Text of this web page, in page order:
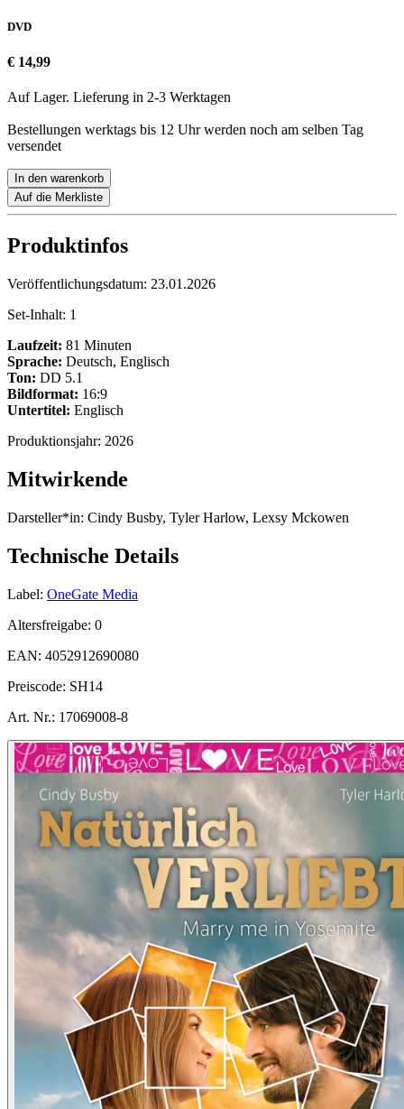
DVD
€ 14,99
Auf Lager. Lieferung in 2-3 Werktagen
Bestellungen werktags bis 12 Uhr werden noch am selben Tag
versendet
In den warenkorb
Auf die Merkliste
Produktinfos
Veröffentlichungsdatum: 23.01.2026
Set-Inhalt: 1
Laufzeit: 81 Minuten
Sprache: Deutsch, Englisch
Ton: DD 5.1
Bildformat: 16:9
Untertitel: Englisch
Produktionsjahr: 2026
Mitwirkende
Darsteller*in: Cindy Busby, Tyler Harlow, Lexsy Mckowen
Technische Details
Label: OneGate Media
Altersfreigabe: 0
EAN: 4052912690080
Preiscode: SH14
Art. Nr.: 17069008-8